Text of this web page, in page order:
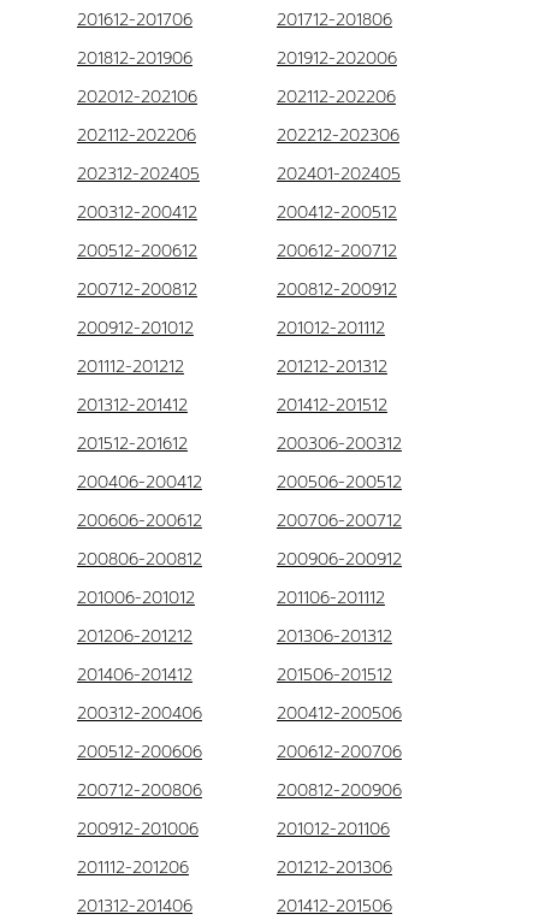
201612-201706
201712-201806
201812-201906
201912-202006
202012-202106
202112-202206
202112-202206
202212-202306
202312-202405
202401-202405
200312-200412
200412-200512
200512-200612
200612-200712
200712-200812
200812-200912
200912-201012
201012-201112
201112-201212
201212-201312
201312-201412
201412-201512
201512-201612
200306-200312
200406-200412
200506-200512
200606-200612
200706-200712
200806-200812
200906-200912
201006-201012
201106-201112
201206-201212
201306-201312
201406-201412
201506-201512
200312-200406
200412-200506
200512-200606
200612-200706
200712-200806
200812-200906
200912-201006
201012-201106
201112-201206
201212-201306
201312-201406
201412-201506